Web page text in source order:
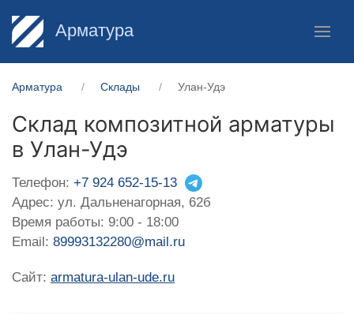
Арматура
Арматура Склады Улан-Удэ
Склад композитной арматуры
в Улан-Удэ
Телефон: +7 924 652-15-13
Адрес: ул. Дальненагорная, 62б
Время работы: 9:00 - 18:00
Email: 89993132280@mail.ru
Сайт: armatura-ulan-ude.ru